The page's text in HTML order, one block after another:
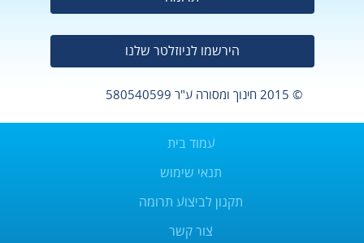
הירשמו לניוזלטר שלנו
© 2015 חינוך ומסורה ע"ר 580540599
עמוד בית
תנאי שימוש
תקנון לביצוע תרומה
צור קשר